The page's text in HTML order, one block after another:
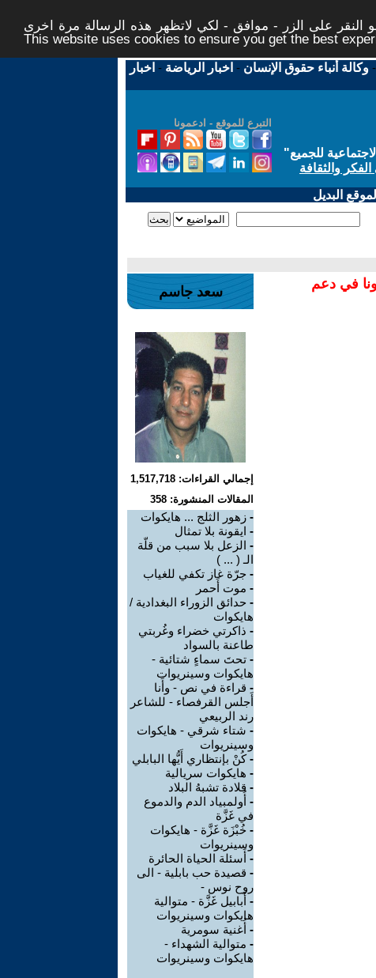
النقر على الزر - موافق - لكي لاتظهر هذه الرسالة مرة اخرى -
This website uses cookies to ensure you get the best
-وكالة أنباء حقوق الإنسان - اخبار الرياضة - اخبار
التبرع للموقع - ادعمونا
للجميع"
والثقافة
البديل
في دعم
سعد جاسم
إجمالي القراءات: 1,517,718
المقالات المنشورة: 358
- زهور الثلج ... هايكوات
- ايقونة بلا تمثال
- الزعل بلا سبب من قلّة
الـ ( ... )
- جرّة غاز تكفي للغياب
- موت أَحمر
- حدائق الزوراء البغدادية /
هايكوات
- ذاكرتي خضراء وغُربتي
طاعنة بالسواد
- تحتَ سماءٍ شتائية -
هايكوات وسينريوات
- قراءة في نص - وأَنا
أَجلس القرفصاء - للشاعر
رند الربيعي
- شتاء شرقي - هايكوات
وسينريوات
-كُنْ بإنتظاري أَيُّها البابلي
- هايكوات سريالية
- قلادة تشبهُ البلاد
- أُولمبياد الدم والدموع
في غَزَّة
- خُبْزَة غَزَّة - هايكوات
وسينريوات
- أَسئلة الحياة الحائرة
- قصيدة حب بابلية - الى
روح نوس -
- أَبابيل غَزَّة - متوالية
هايكوات وسينريوات
- أُغنية سومرية
- متوالية الشهداء -
هايكوات وسينريوات